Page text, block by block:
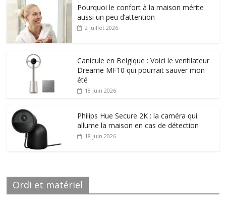
Pourquoi le confort à la maison mérite
aussi un peu d’attention
2 juillet 2026
Canicule en Belgique : Voici le ventilateur
Dreame MF10 qui pourrait sauver mon
été
18 juin 2026
Philips Hue Secure 2K : la caméra qui
allume la maison en cas de détection
18 juin 2026
Ordi et matériel